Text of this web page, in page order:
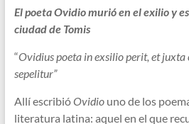
El poeta Ovidio murió en el exilio y
ciudad de Tomis
“Ovidius poeta in exsilio perit, et juxta
sepelitur”
Allí escribióOvidio uno de los
literatura latina: aquel en el que